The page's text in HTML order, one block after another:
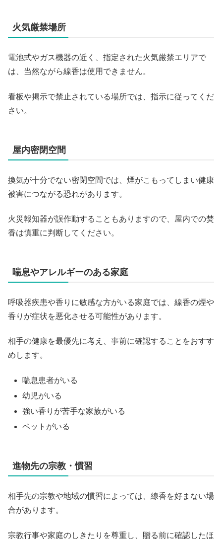
火気厳禁場所
電池式やガス機器の近く、指定された火気厳禁エリアで
は、当然ながら線香は使用できません。
看板や掲示で禁止されている場所では、指示に従ってくだ
さい。
屋内密閉空間
換気が十分でない密閉空間では、煙がこもってしまい健康
被害につながる恐れがあります。
火災報知器が誤作動することもありますので、屋内での焚
香は慎重に判断してください。
喘息やアレルギーのある家庭
呼吸器疾患や香りに敏感な方がいる家庭では、線香の煙や
香りが症状を悪化させる可能性があります。
相手の健康を最優先に考え、事前に確認することをおすす
めします。
喘息患者がいる
幼児がいる
強い香りが苦手な家族がいる
ペットがいる
進物先の宗教・慣習
相手先の宗教や地域の慣習によっては、線香を好まない場
合があります。
宗教行事や家庭のしきたりを尊重し、贈る前に確認したほ